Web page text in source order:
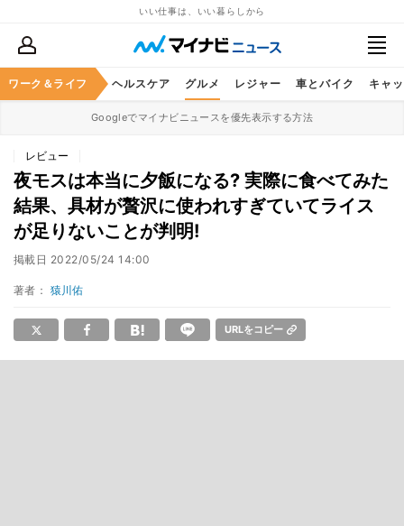
いい仕事は、いい暮らしから
ワーク＆ライフ
マネー 暮らし ヘルスケア グルメ レジャー 車とバイク キャ
Googleでマイナビニュースを優先表示する方法
レビュー
夜モスは本当に夕飯になる? 実際に食べてみた
結果、具材が贅沢に使われすぎていてライス
が足りないことが判明!
掲載日 2022/05/24 14:00
著者： 猿川佑
URLをコピー